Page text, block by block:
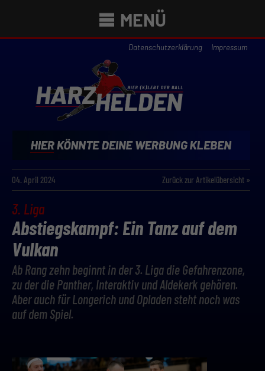
MENÜ
Datenschutzerklärung Impressum
04. April 2024 Zurück zur Artikelübersicht »
3. Liga
Abstiegskampf: Ein Tanz auf dem
Vulkan
Ab Rang zehn beginnt in der 3. Liga die Gefahrenzone,
zu der die Panther, Interaktiv und Aldekerk gehören.
Aber auch für Longerich und Opladen steht noch was
auf dem Spiel.